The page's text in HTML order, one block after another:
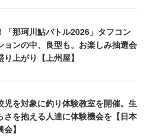
「那珂川鮎バトル2026」タフコン
ョンの中、良型も。お楽しみ抽選会
り上がり【上州屋】
児を対象に釣り体験教室を開催。生
さを抱える人達に体験機会を【日本
】